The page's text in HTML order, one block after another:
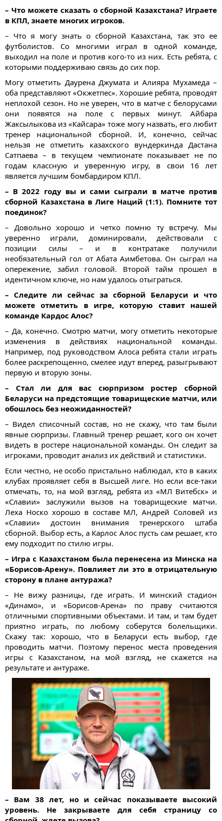
– Что можете сказать о сборной Казахстана? Играете
в КПЛ, знаете многих игроков.
– Что я могу знать о сборной Казахстана, так это ее
футболистов. Со многими играл в одной команде,
выходил на поле и против кого-то из них. Есть ребята, с
которыми поддерживаю связь до сих пор.
Могу отметить Даурена Джумата и Алияра Мухамеда –
оба представляют «Окжетпес». Хорошие ребята, проводят
неплохой сезон. Но не уверен, что в матче с белорусами
они появятся на поле с первых минут. Айбара
Жаксылыкова из «Кайсара» тоже могу назвать, его любит
тренер национальной сборной. И, конечно, сейчас
нельзя не отметить казахского вундеркинда Дастана
Сатпаева – в текущем чемпионате показывает не по
годам классную и уверенную игру, в свои 16 лет
является лучшим бомбардиром КПЛ.
– В 2022 году вы и сами сыграли в матче против
сборной Казахстана в Лиге Наций (1:1). Помните тот
поединок?
– Довольно хорошо и четко помню ту встречу. Мы
уверенно играли, доминировали, действовали с
позиции силы – и в контратаке получили
необязательный гол от Абата Аимбетова. Он сыграл на
опережение, забил головой. Второй тайм прошел в
идентичном ключе, но нам удалось отыграться.
– Следите ли сейчас за сборной Беларуси и что
можете отметить в игре, которую ставит нашей
команде Кардос Алос?
– Да, конечно. Смотрю матчи, могу отметить некоторые
изменения в действиях национальной команды.
Например, под руководством Алоса ребята стали играть
более раскрепощенно, смелее идут вперед, разыгрывают
первую и вторую зоны.
– Стал ли для вас сюрпризом ростер сборной
Беларуси на предстоящие товарищеские матчи, или
обошлось без неожиданностей?
– Видел списочный состав, но не скажу, что там были
явные сюрпризы. Главный тренер решает, кого он хочет
видеть в ростере национальной команды. Он следит за
игроками, проводит анализ их действий и статистики.
Если честно, не особо пристально наблюдал, кто в каких
клубах проявляет себя в Высшей лиге. Но если все-таки
отмечать, то, на мой взгляд, ребята из «МЛ Витебск» и
«Славии» заслужили вызов на товарищеские матчи.
Леха Носко хорошо в составе МЛ, Андрей Соловей из
«Славии» достоин внимания тренерского штаба
сборной. Выбор есть, а Карлос Алос пусть сам решает, кто
ему подходит по стилю игры.
– Игра с Казахстаном была перенесена из Минска на
«Борисов-Арену». Повлияет ли это в отрицательную
сторону в плане антуража?
– Не вижу разницы, где играть. И минский стадион
«Динамо», и «Борисов-Арена» по праву считаются
отличными спортивными объектами. И там, и там будет
приятно играть, по любому соберутся болельщики.
Скажу так: хорошо, что в Беларуси есть выбор, где
проводить матчи. Поэтому перенос места проведения
игры с Казахстаном, на мой взгляд, не скажется на
результате и антураже.
– Вам 38 лет, но и сейчас показываете высокий
уровень. Не закрываете для себя страницу со